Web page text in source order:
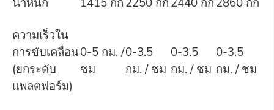
ความเร็วใน
การขับเคลื่อน
(ยกระดับ
แพลตฟอร์ม)
0-5 กม. /
ชม
0-3.5
กม. / ชม
0-3.5
กม. / ชม
0-3.5
กม. / ชม